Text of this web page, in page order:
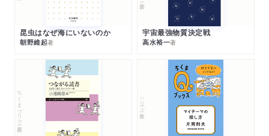
昆虫はなぜ海にいないのか
朝野維起著
宇宙最強物質決定戦
高水裕一著
ちくまプリマー新書 シリーズ・全集